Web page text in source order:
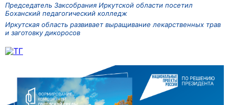
Председатель Заксобрания Иркутской области посетил
Боханский педагогический колледж
Иркутская область развивает выращивание лекарственных трав
и заготовку дикоросов